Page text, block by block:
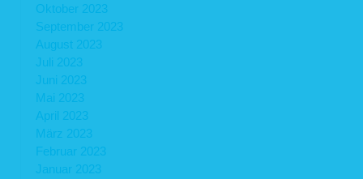
Oktober 2023
September 2023
August 2023
Juli 2023
Juni 2023
Mai 2023
April 2023
März 2023
Februar 2023
Januar 2023